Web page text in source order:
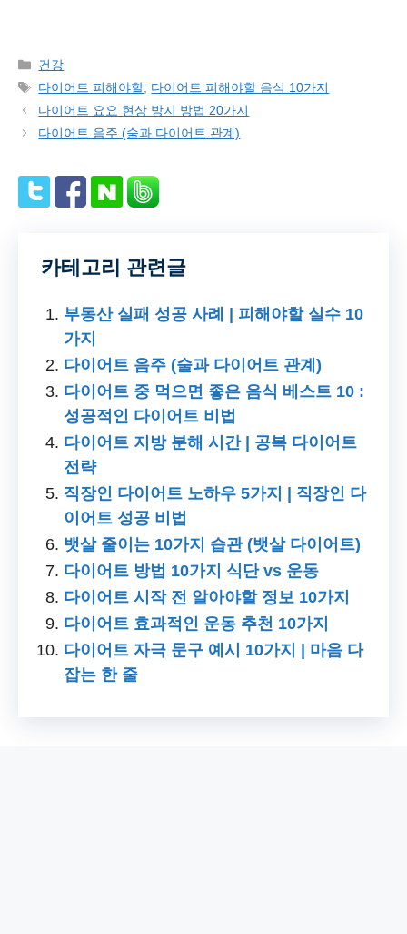
Categories
건강
Tags
다이어트 피해야할 다이어트 피해야할 음식 10가지
다이어트 요요 현상 방지 방법 20가지
다이어트 음주 (술과 다이어트 관계)
카테고리 관련글
부동산 실패 성공 사례 | 피해야할 실수 10
가지
다이어트 음주 (술과 다이어트 관계)
다이어트 중 먹으면 좋은 음식 베스트 10 :
성공적인 다이어트 비법
다이어트 지방 분해 시간 | 공복 다이어트
전략
직장인 다이어트 노하우 5가지 | 직장인 다
이어트 성공 비법
뱃살 줄이는 10가지 습관 (뱃살 다이어트)
다이어트 방법 10가지 식단 vs 운동
다이어트 시작 전 알아야할 정보 10가지
다이어트 효과적인 운동 추천 10가지
다이어트 자극 문구 예시 10가지 | 마음 다
잡는 한 줄